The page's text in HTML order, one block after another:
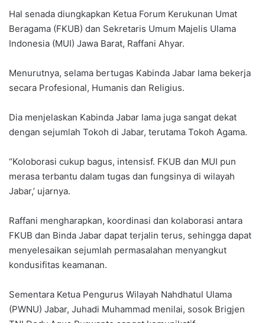
Hal senada diungkapkan Ketua Forum Kerukunan Umat
Beragama (FKUB) dan Sekretaris Umum Majelis Ulama
Indonesia (MUI) Jawa Barat, Raffani Ahyar.
Menurutnya, selama bertugas Kabinda Jabar lama bekerja
secara Profesional, Humanis dan Religius.
Dia menjelaskan Kabinda Jabar lama juga sangat dekat
dengan sejumlah Tokoh di Jabar, terutama Tokoh Agama.
“Koloborasi cukup bagus, intensisf. FKUB dan MUI pun
merasa terbantu dalam tugas dan fungsinya di wilayah
Jabar,’ ujarnya.
Raffani mengharapkan, koordinasi dan kolaborasi antara
FKUB dan Binda Jabar dapat terjalin terus, sehingga dapat
menyelesaikan sejumlah permasalahan menyangkut
kondusifitas keamanan.
Sementara Ketua Pengurus Wilayah Nahdhatul Ulama
(PWNU) Jabar, Juhadi Muhammad menilai, sosok Brigjen